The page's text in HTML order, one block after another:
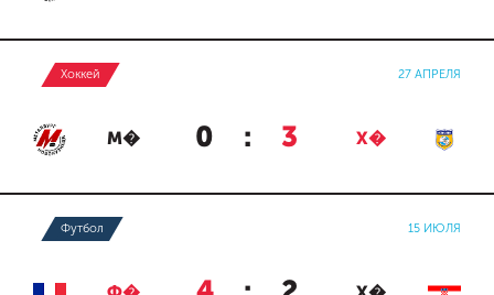
Хоккей 27 АПРЕЛЯ
М� 0 : 3 Х�
Футбол 15 ИЮЛЯ